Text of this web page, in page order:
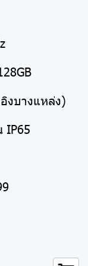
งบางแหล่ง)
IP65